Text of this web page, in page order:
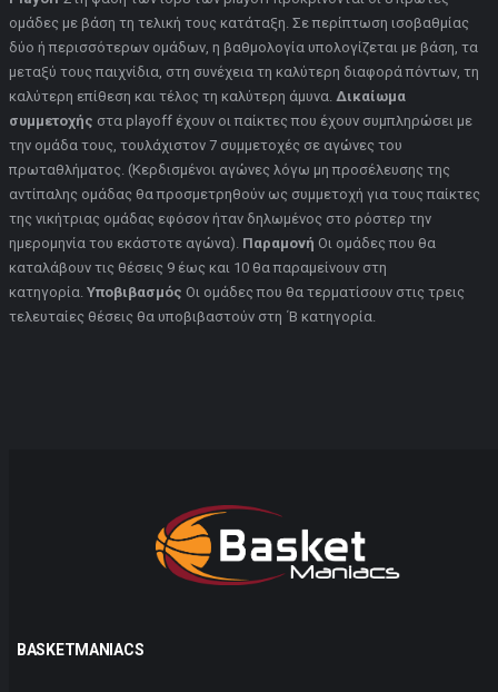
ομάδες με βάση τη τελική τους κατάταξη. Σε περίπτωση ισοβαθμίας
δύο ή περισσότερων ομάδων, η βαθμολογία υπολογίζεται με βάση, τα
μεταξύ τους παιχνίδια, στη συνέχεια τη καλύτερη διαφορά πόντων, τη
καλύτερη επίθεση και τέλος τη καλύτερη άμυνα. Δικαίωμα
συμμετοχής στα playoff έχουν οι παίκτες που έχουν συμπληρώσει με
την ομάδα τους, τουλάχιστον 7 συμμετοχές σε αγώνες του
πρωταθλήματος. (Κερδισμένοι αγώνες λόγω μη προσέλευσης της
αντίπαλης ομάδας θα προσμετρηθούν ως συμμετοχή για τους παίκτες
της νικήτριας ομάδας εφόσον ήταν δηλωμένος στο ρόστερ την
ημερομηνία του εκάστοτε αγώνα). Παραμονή Οι ομάδες που θα
καταλάβουν τις θέσεις 9 έως και 10 θα παραμείνουν στη
κατηγορία. Υποβιβασμός Οι ομάδες που θα τερματίσουν στις τρεις
τελευταίες θέσεις θα υποβιβαστούν στη ΄Β κατηγορία.
BASKETMANIACS